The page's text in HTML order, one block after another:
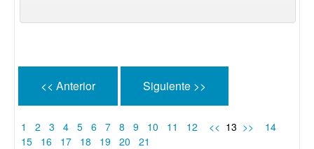
<< Anterior Siguiente >>
1 2 3 4 5 6 7 8 9 10 11 12 << 13 >>
14
15
16 17 18 19 20 21